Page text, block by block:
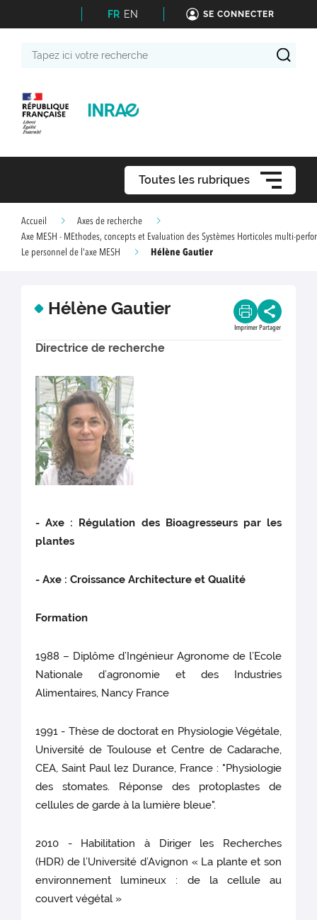
FR EN SE CONNECTER
Toutes les rubriques
Accueil
Axes de recherche
Axe MESH - MEthodes, concepts et Evaluation des Systèmes Horticoles multi-
Le personnel de l'axe MESH
Hélène Gautier
Hélène Gautier
Imprimer Partager
Directrice de recherche
- Axe : Régulation des Bioagresseurs par les
plantes
- Axe : Croissance Architecture et Qualité
Formation
1988 – Diplôme d’Ingénieur Agronome de l’Ecole
Nationale d’agronomie et des Industries
Alimentaires, Nancy France
1991 - Thèse de doctorat en Physiologie Végétale,
Université de Toulouse et Centre de Cadarache,
CEA, Saint Paul lez Durance, France : "Physiologie
des stomates. Réponse des protoplastes de
cellules de garde à la lumière bleue".
2010 - Habilitation à Diriger les Recherches
(HDR) de l’Université d’Avignon « La plante et son
environnement lumineux : de la cellule au
couvert végétal »